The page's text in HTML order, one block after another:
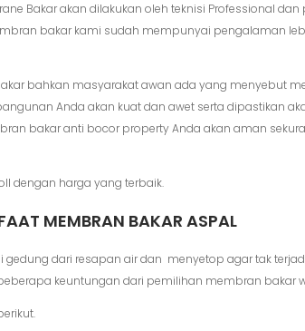
Bakar akan dilakukan oleh teknisi Professional
bakar kami sudah mempunyai pengalaman
bahkan masyarakat awan ada yang menyebut
Anda akan kuat dan awet serta dipastikan
bakar anti bocor property Anda akan aman
dengan harga yang terbaik.
MEMBRAN BAKAR ASPAL
dari resapan air dan menyetop agar tak
keuntungan dari pemilihan membran bakar